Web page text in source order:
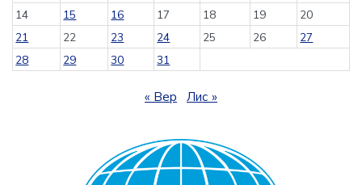
14
15 16 17 18 19
20
21
22 23 24 25 26
27
28
29 30 31
« Вер Лис »